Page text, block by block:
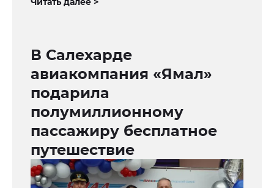
В Салехарде
авиакомпания «Ямал»
подарила
полумиллионному
пассажиру бесплатное
путешествие